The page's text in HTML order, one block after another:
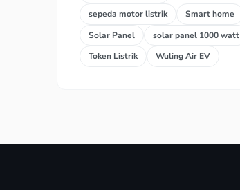
sepeda motor listrik
Smart home
Solar Panel
solar panel 1000 watt
Token Listrik
Wuling Air EV